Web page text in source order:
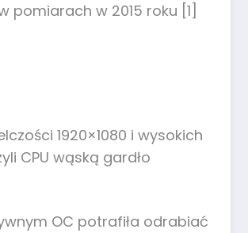
pomiarach w 2015 roku [1]
1920×1080 i wysokich
CPU wąską gardło
OC potrafiła odrabiać